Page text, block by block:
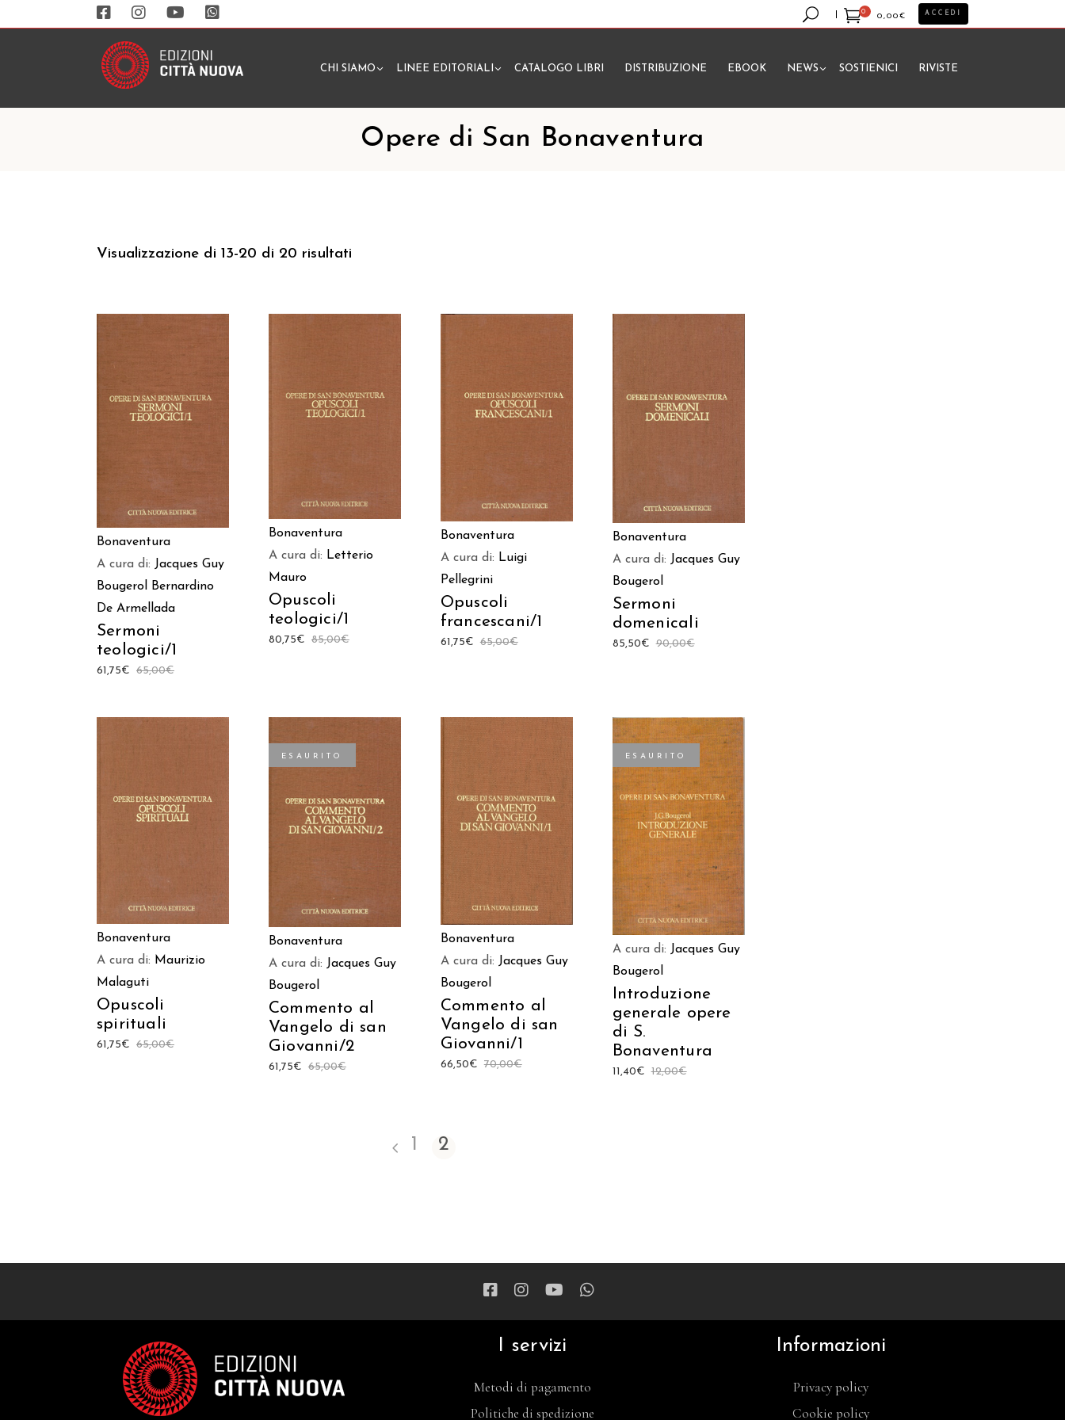
0
0,00€
Nessun prodotto nel carrello.
ACCEDI
CHI SIAMO LINEE EDITORIALI CATALOGO LIBRI DISTRIBUZIONE EBOOK NEWS SOSTIENICI RIVISTE
Opere di San Bonaventura
Visualizzazione di 13-20 di 20 risultati
AGGIUNGI AL CARRELLO
Bonaventura
A cura di: Jacques Guy
Bougerol Bernardino
De Armellada
Sermoni
teologici/1
65,00€
61,75€
AGGIUNGI AL CARRELLO
Bonaventura
A cura di: Letterio
Mauro
Opuscoli
teologici/1
85,00€
80,75€
AGGIUNGI AL CARRELLO
Bonaventura
A cura di: Luigi
Pellegrini
Opuscoli
francescani/1
65,00€
61,75€
AGGIUNGI AL CARRELLO
Bonaventura
A cura di: Jacques Guy
Bougerol
Sermoni
domenicali
90,00€
85,50€
AGGIUNGI AL CARRELLO
Bonaventura
A cura di: Maurizio
Malaguti
Opuscoli
spirituali
65,00€
61,75€
ESAURITO
LEGGI TUTTO
Bonaventura
A cura di: Jacques Guy
Bougerol
Commento al
Vangelo di san
Giovanni/2
65,00€
61,75€
AGGIUNGI AL CARRELLO
Bonaventura
A cura di: Jacques Guy
Bougerol
Commento al
Vangelo di san
Giovanni/1
70,00€
66,50€
ESAURITO
LEGGI TUTTO
A cura di: Jacques Guy
Bougerol
Introduzione
generale opere
di S.
Bonaventura
12,00€
11,40€
1 2
I servizi
Metodi di pagamento
Politiche di spedizione
Informazioni
Privacy policy
Cookie policy